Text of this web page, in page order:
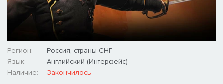
Регион:
Россия, страны СНГ
Язык:
Английский (Интерфейс)
Наличие:
Закончилось